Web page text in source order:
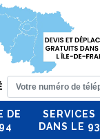
DE
SERVICES
DANS LE 93